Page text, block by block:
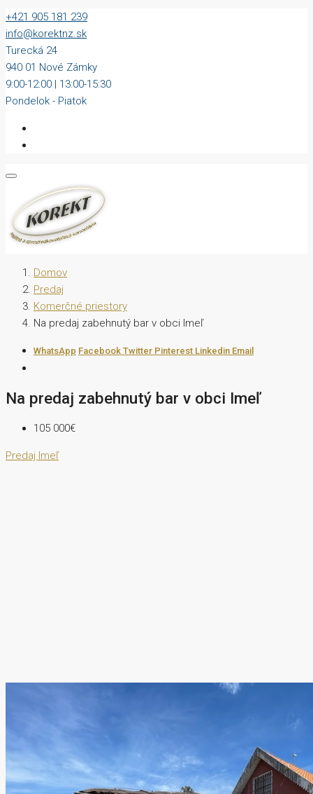
+421 905 181 239
info@korektnz.sk
Turecká 24
940 01 Nové Zámky
9:00-12:00 | 13:00-15:30
Pondelok - Piatok
Domov
Predaj
Komerčné priestory
Na predaj zabehnutý bar v obci Imeľ
WhatsApp Facebook Twitter Pinterest Linkedin Email
Na predaj zabehnutý bar v obci Imeľ
105 000€
Predaj Imeľ